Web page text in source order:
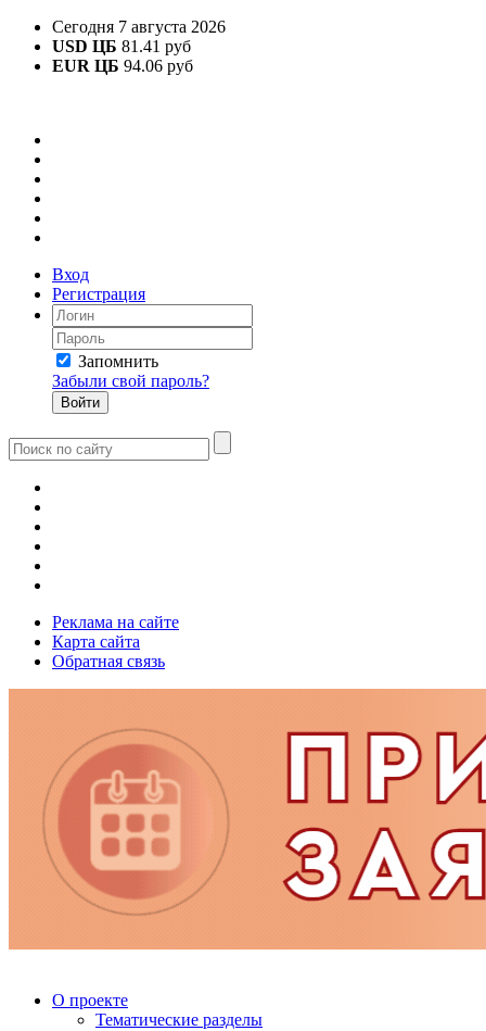
Сегодня 7 августа 2026
USD ЦБ 81.41 руб
EUR ЦБ 94.06 руб
Вход
Регистрация
Запомнить
Забыли свой пароль?
Реклама на сайте
Карта сайта
Обратная связь
О проекте
Тематические разделы